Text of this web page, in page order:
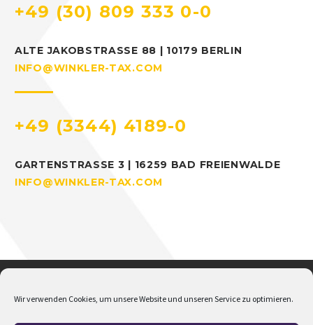
Wir verwenden Cookies, um unsere Website und unseren Service zu optimieren.
+49 (30) 809 333 0-0
ALTE JAKOBSTRASSE 88 | 10179 BERLIN
INFO@WINKLER-TAX.COM
+49 (3344) 4189-0
GARTENSTRASSE 3 | 16259 BAD FREIENWALDE
INFO@WINKLER-TAX.COM